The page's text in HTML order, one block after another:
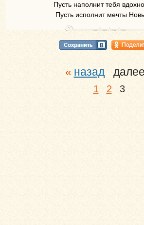
Пусть наполнит тебя
Пусть исполнит мечты
назад
1 2 3
далее